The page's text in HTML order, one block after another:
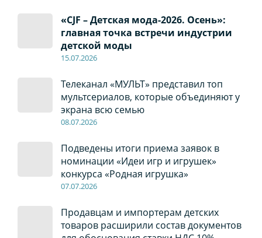
«CJF – Детская мода-2026. Осень»:
главная точка встречи индустрии
детской моды
15.07.2026
Телеканал «МУЛЬТ» представил топ
мультсериалов, которые объединяют у
экрана всю семью
08.07.2026
Подведены итоги приема заявок в
номинации «Идеи игр и игрушек»
конкурса «Родная игрушка»
07.07.2026
Продавцам и импортерам детских
товаров расширили состав документов